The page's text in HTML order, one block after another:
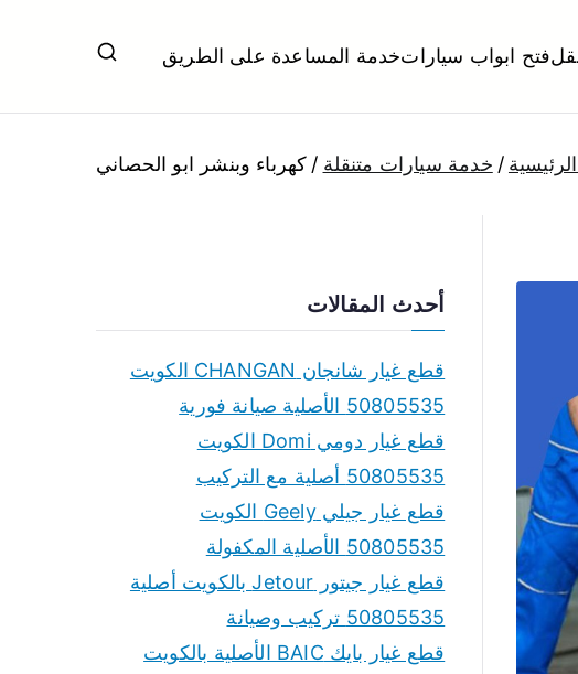
المنزل تبديل بطاريات بارخص الاسعار
فتح ابواب سياراتخدمة المساعدة على الطريق
خدمة سيارات متنقلة كهرباء وبنشر ابو الحصاني
أحدث المقالات
قطع غيار شانجان CHANGAN الكويت
50805535 الأصلية صيانة فورية
قطع غيار دومي Domi الكويت
50805535 أصلية مع التركيب
قطع غيار جيلي Geely الكويت
50805535 الأصلية المكفولة
قطع غيار جيتور Jetour بالكويت أصلية
50805535 تركيب وصيانة
قطع غيار بايك BAIC الأصلية بالكويت